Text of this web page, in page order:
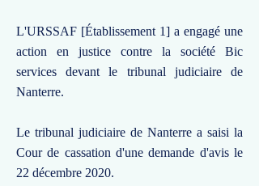
L'URSSAF [Établissement 1] a engagé une
action en justice contre la société Bic
services devant le tribunal judiciaire de
Nanterre.
Le tribunal judiciaire de Nanterre a saisi la
Cour de cassation d'une demande d'avis le
22 décembre 2020.